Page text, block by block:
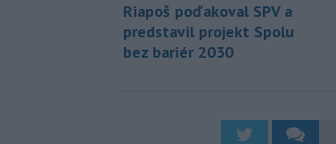
Riapoš poďakoval SPV a
predstavil projekt Spolu
bez bariér 2030